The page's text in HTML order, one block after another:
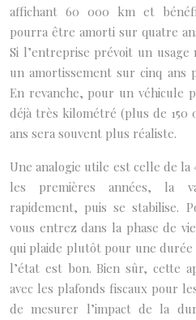
affichant 60 000 km et
pourra être amorti sur quatre
Si l’entreprise prévoit un
un amortissement sur cinq ans
En revanche, pour un véhicule
déjà très kilométré (plus de
ans sera souvent plus réaliste.
Une analogie utile est celle de la
les premières années, la
rapidement, puis se stabilise.
vous entrez dans la phase de
qui plaide plutôt pour une durée
l’état est bon. Bien sûr, cette
avec les plafonds fiscaux pour
de mesurer l’impact de la